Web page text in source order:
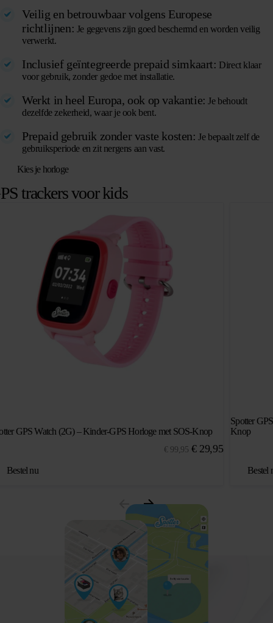
Veilig en betrouwbaar volgens Europese
richtlijnen: Je gegevens zijn goed beschermd en worden veilig
verwerkt.
Inclusief geïntegreerde prepaid simkaart: Direct klaar
voor gebruik, zonder gedoe met installatie.
Werkt in heel Europa, ook op vakantie: Je behoudt
dezelfde zekerheid, waar je ook bent.
Prepaid gebruik zonder vaste kosten: Je bepaalt zelf de
gebruiksperiode en zit nergens aan vast.
Kies je horloge
trackers voor kids
GPS Watch (2G) – Kinder-GPS Horloge met SOS-Knop
€ 99,95 Oorspronkelijke
€29,95Huidige
Bestel nu
Spotter
Knop
Bestel